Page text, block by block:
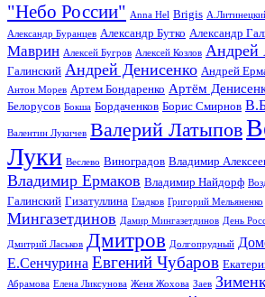
"Небо России" Anna Hel Brigis
Александр Буранцев Александр Бутко Александр
Маврин Алексей Бугров Алексей Козлов Андрей
Галинский Андрей Денисенко Андрей
Антон Морев Артем Бондаренко Артём
Белорусов Бокша Бордаченков Борис Смирнов
Валентин Лукичев Валерий Латыпов
Луки Веслево Виноградов Владимир
Владимир Ермаков Владимир Найдорф
Галинский Гизатуллина Гладков Григорий Мельяненко
Мингазетдинов Дамир Мингазетдинов День
Дмитрий Ласьков Дмитров Долгопрудный
Е.Сенчурина Евгений Чубаров
Абрамова Елена Ликсунова Женя Жохова Заев